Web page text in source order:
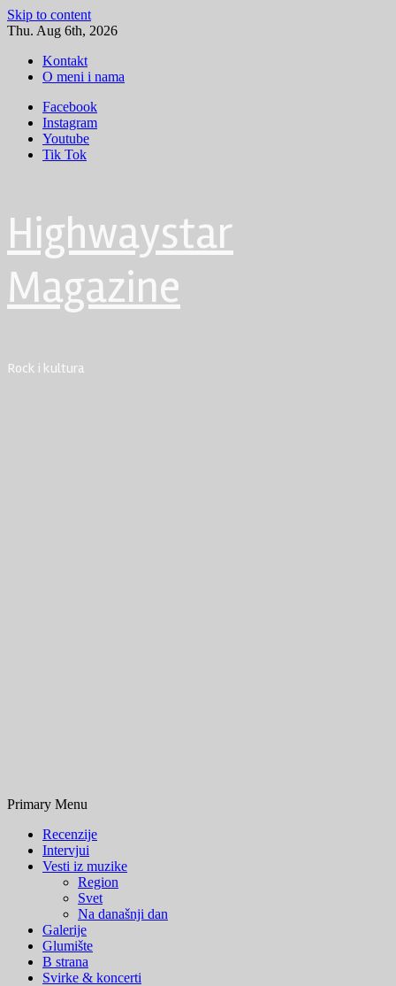
Skip to content
Thu. Aug 6th, 2026
Kontakt
O meni i nama
Facebook
Instagram
Youtube
Tik Tok
Highwaystar
Magazine
Rock i kultura
Primary Menu
Recenzije
Intervjui
Vesti iz muzike
Region
Svet
Na današnji dan
Galerije
Glumište
B strana
Svirke & koncerti